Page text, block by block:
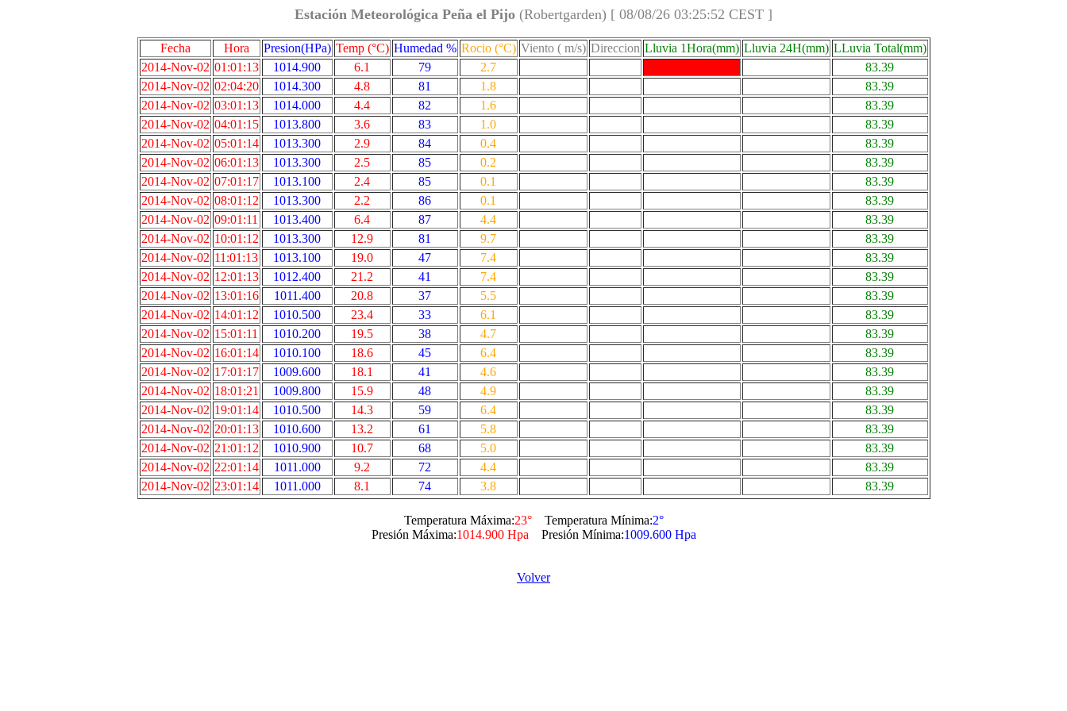
Estación Meteorológica Peña el Pijo (Robertgarden) [ 08/08/26 03:25:52 CEST ]
Fecha Hora Presion(HPa) Temp (°C) Humedad % Rocio (°C) Viento ( m/s) Direccion Lluvia 1Hora(mm) Lluvia 24H(mm) LLuvia Total(mm)
2014-Nov-02 01:01:13 1014.900 6.1 79 2.7
83.39
2014-Nov-02 02:04:20 1014.300 4.8 81 1.8
83.39
2014-Nov-02 03:01:13 1014.000 4.4 82 1.6
83.39
2014-Nov-02 04:01:15 1013.800 3.6 83 1.0
83.39
2014-Nov-02 05:01:14 1013.300 2.9 84 0.4
83.39
2014-Nov-02 06:01:13 1013.300 2.5 85 0.2
83.39
2014-Nov-02 07:01:17 1013.100 2.4 85 0.1
83.39
2014-Nov-02 08:01:12 1013.300 2.2 86 0.1
83.39
2014-Nov-02 09:01:11 1013.400 6.4 87 4.4
83.39
2014-Nov-02 10:01:12 1013.300 12.9 81 9.7
83.39
2014-Nov-02 11:01:13 1013.100 19.0 47 7.4
83.39
2014-Nov-02 12:01:13 1012.400 21.2 41 7.4
83.39
2014-Nov-02 13:01:16 1011.400 20.8 37 5.5
83.39
2014-Nov-02 14:01:12 1010.500 23.4 33 6.1
83.39
2014-Nov-02 15:01:11 1010.200 19.5 38 4.7
83.39
2014-Nov-02 16:01:14 1010.100 18.6 45 6.4
83.39
2014-Nov-02 17:01:17 1009.600 18.1 41 4.6
83.39
2014-Nov-02 18:01:21 1009.800 15.9 48 4.9
83.39
2014-Nov-02 19:01:14 1010.500 14.3 59 6.4
83.39
2014-Nov-02 20:01:13 1010.600 13.2 61 5.8
83.39
2014-Nov-02 21:01:12 1010.900 10.7 68 5.0
83.39
2014-Nov-02 22:01:14 1011.000 9.2 72 4.4
83.39
2014-Nov-02 23:01:14 1011.000 8.1 74 3.8 83.39
Temperatura Máxima:23°Temperatura Mínima:2°
Presión Máxima:1014.900 Hpa Presión Mínima:1009.600 Hpa
Volver